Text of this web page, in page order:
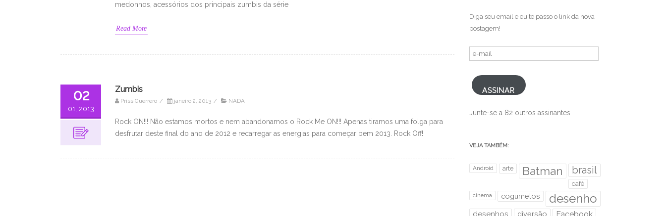
medonhos, acessórios dos principais zumbis da série
Read More
02
01, 2013
Zumbis
Priss Guerrero / janeiro 2, 2013 / NADA
Rock ON!!! Não estamos mortos e nem abandonamos o Rock Me ON!!! Apenas tiramos uma folga para
desfrutar deste final do ano de 2012 e recarregar as energias para começar bem 2013. Rock Off!
Diga seu email e eu te passo o link da nova
postagem!
e-
mail
ASSINAR
Junte-se a 82 outros assinantes
VEJA TAMBÉM:
Android arte Batman brasil
café
cinema cogumelos desenho
desenhos diversão Facebook